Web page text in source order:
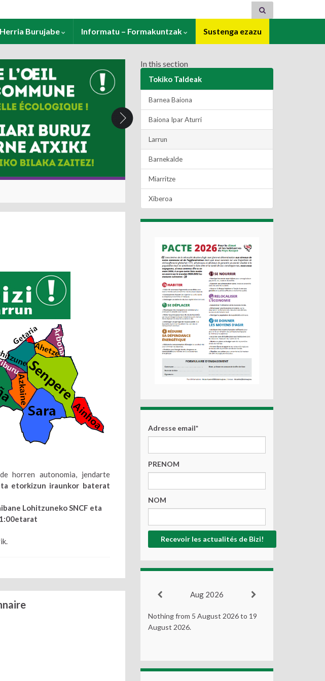
Burujabe Informatu – Formakuntzak Sustenga ezazu
horren autonomia, jendarte
etorkizun iraunkor baterat
Lohitzuneko SNCF eta
In this section
Tokiko Taldeak
Barnea Baiona
Baiona Ipar Aturri
Larrun
Barnekalde
Miarritze
Xiberoa
Adresse email*
PRENOM
NOM
Aug 2026
Nothing from 5 August 2026 to 19
August 2026.